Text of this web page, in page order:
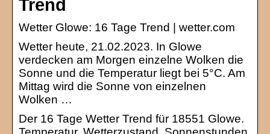
Trend
Wetter Glowe: 16 Tage Trend | wetter.com
Wetter heute, 21.02.2023. In Glowe
verdecken am Morgen einzelne Wolken die
Sonne und die Temperatur liegt bei 5°C. Am
Mittag wird die Sonne von einzelnen
Wolken …
Der 16 Tage Wetter Trend für 18551 Glowe.